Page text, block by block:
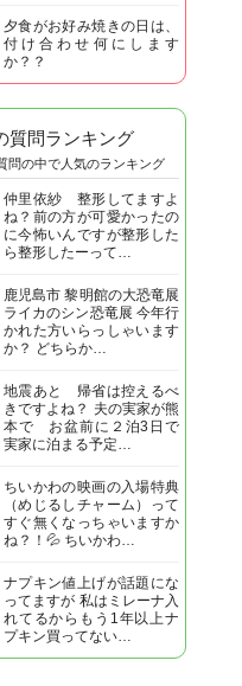
夕食がお好み焼きの日は、
付け合わせ何にします
か？？
質問ランキング
問の中で人気のランキング
仲里依紗 整形してますよ
ね？前の方が可愛かったの
に今怖いんですが整形した
ら整形したーって…
鹿児島市 黎明館の大恐竜展
ライカのシン恐竜展 今年行
かれた方いらっしゃいます
か？ どちらか…
地震あと 帰省は控えるべ
きですよね？ 夫の実家が熊
本で お盆前に２泊3日で
実家に泊まる予定…
ちいかわの映画の入場特典
（めじるしチャーム）って
すぐ無くなっちゃいますか
ね？！💦 ちいかわ…
ナプキン値上げが話題にな
ってますが 私はミレーナ入
れてるからもう1年以上ナ
プキン買ってない…